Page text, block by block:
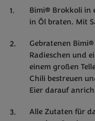
Bimi® Brokkoli in
in Öl braten. Mit
Gebratenen
Radieschen und
einem großen
Chili bestreuen
Eier darauf
Alle Zutaten für